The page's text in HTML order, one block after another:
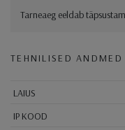
Tarneaeg eeldab
TEHNILISED ANDMED
LAIUS
IP KOOD